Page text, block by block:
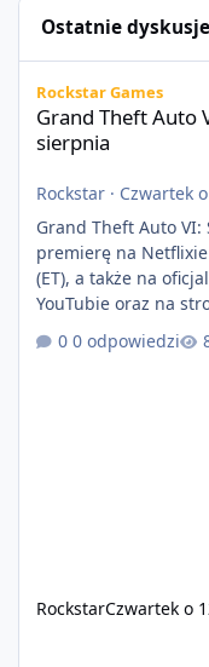
Ostatnie dyskusje
Rockstar Games
Grand Theft Auto
sierpnia
Rockstar · Czwartek
Grand Theft Auto
premierę na
(ET), a także na
YouTubie oraz na
(ET) 27 sierpnia.
Auto VI będzie
0 odpowiedzi
RockstarCzwartek o